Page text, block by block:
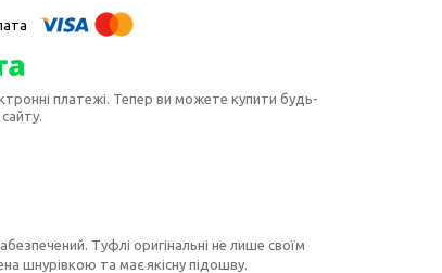
платежі. Тепер ви можете купити будь-
Туфлі оригінальні не лише своїм
шнурівкою та має якісну підошву.